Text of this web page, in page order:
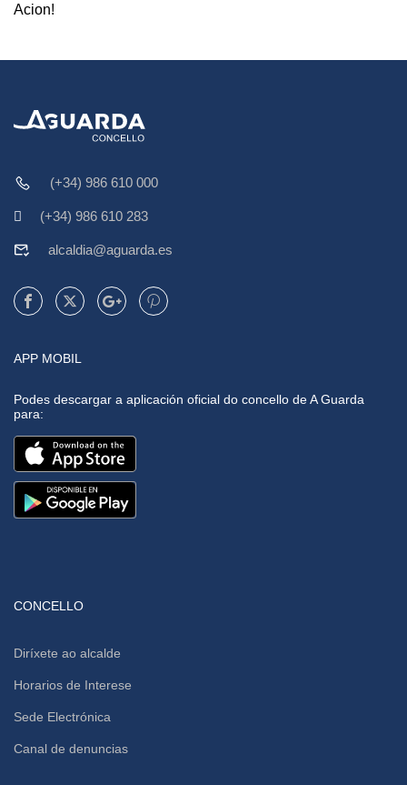
Acion!
(+34) 986 610 000
(+34) 986 610 283
alcaldia@aguarda.es
APP MOBIL
Podes descargar a aplicación oficial do concello de A Guarda
para:
CONCELLO
Diríxete ao alcalde
Horarios de Interese
Sede Electrónica
Canal de denuncias